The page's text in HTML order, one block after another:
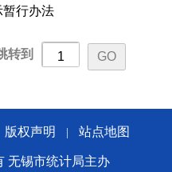
暂行办法
转到
版权声明 站点地图
无锡市统计局主办